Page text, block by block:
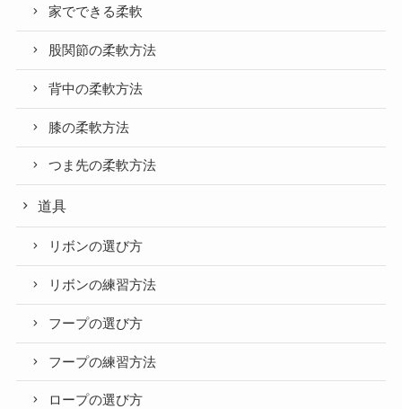
家でできる柔軟
股関節の柔軟方法
背中の柔軟方法
膝の柔軟方法
つま先の柔軟方法
道具
リボンの選び方
リボンの練習方法
フープの選び方
フープの練習方法
ロープの選び方